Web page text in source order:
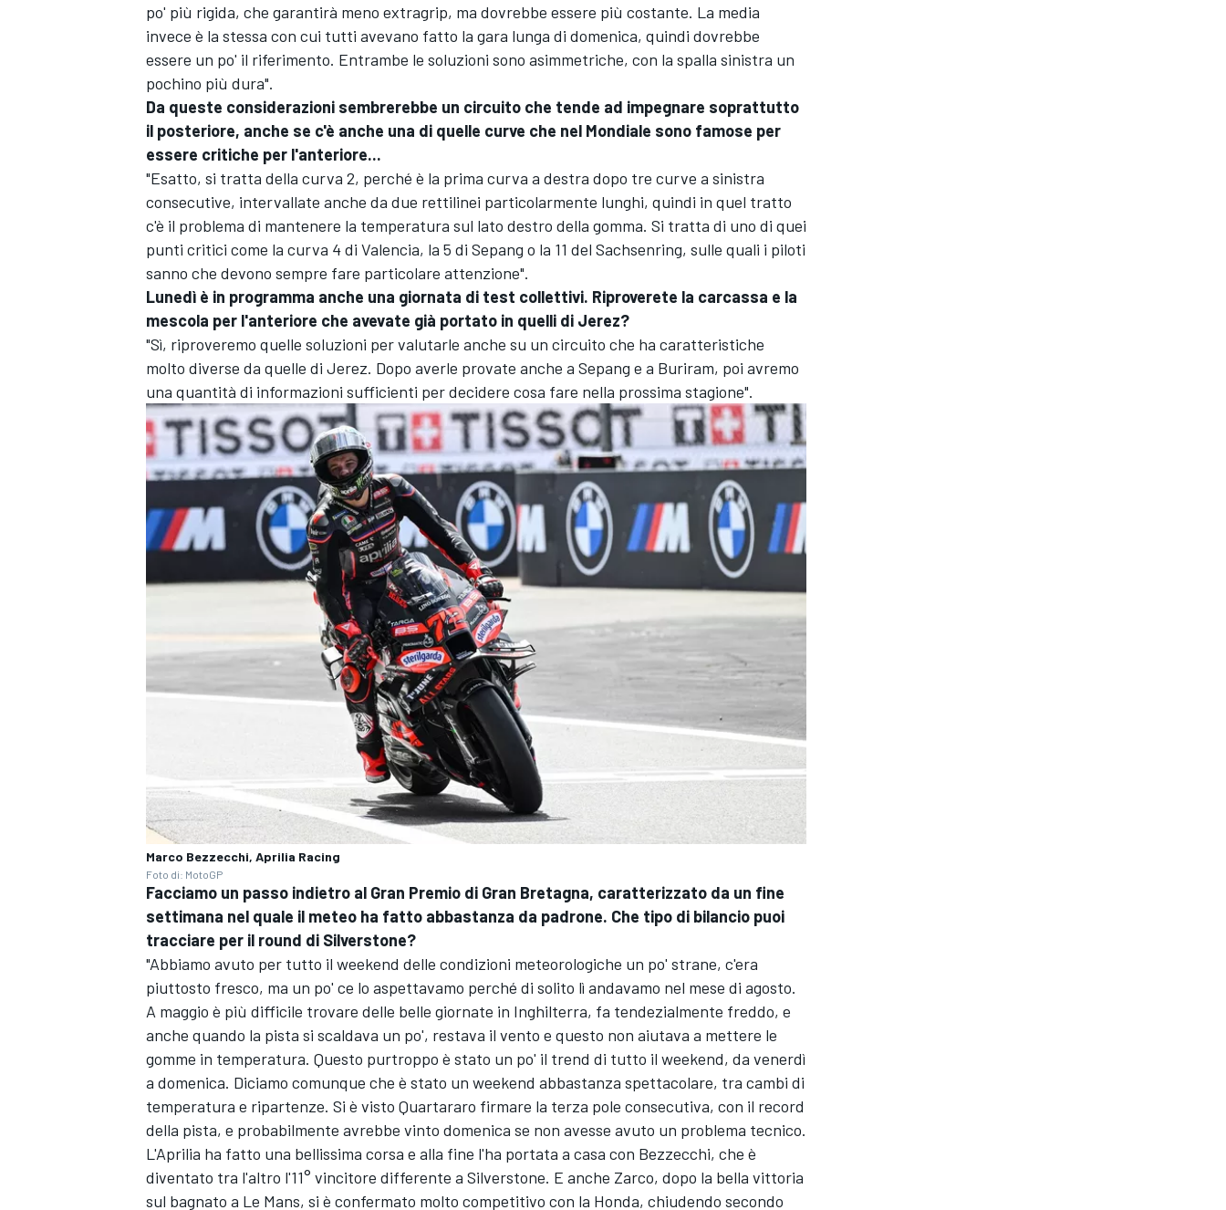
MONOMARCA
po' più rigida, che garantirà meno extragrip, ma dovrebbe essere più costante. La media
invece è la stessa con cui tutti avevano fatto la gara lunga di domenica, quindi dovrebbe
essere un po' il riferimento. Entrambe le soluzioni sono asimmetriche, con la spalla sinistra un
pochino più dura".
Da queste considerazioni sembrerebbe un circuito che tende ad impegnare soprattutto
il posteriore, anche se c'è anche una di quelle curve che nel Mondiale sono famose per
essere critiche per l'anteriore...
"Esatto, si tratta della curva 2, perché è la prima curva a destra dopo tre curve a sinistra
consecutive, intervallate anche da due rettilinei particolarmente lunghi, quindi in quel tratto
c'è il problema di mantenere la temperatura sul lato destro della gomma. Si tratta di uno di quei
punti critici come la curva 4 di Valencia, la 5 di Sepang o la 11 del Sachsenring, sulle quali i piloti
sanno che devono sempre fare particolare attenzione".
Lunedì è in programma anche una giornata di test collettivi. Riproverete la carcassa e la
mescola per l'anteriore che avevate già portato in quelli di Jerez?
"Sì, riproveremo quelle soluzioni per valutarle anche su un circuito che ha caratteristiche
molto diverse da quelle di Jerez. Dopo averle provate anche a Sepang e a Buriram, poi avremo
una quantità di informazioni sufficienti per decidere cosa fare nella prossima stagione".
Marco Bezzecchi, Aprilia Racing
Foto di: MotoGP
Facciamo un passo indietro al Gran Premio di Gran Bretagna, caratterizzato da un fine
settimana nel quale il meteo ha fatto abbastanza da padrone. Che tipo di bilancio puoi
tracciare per il round di Silverstone?
"Abbiamo avuto per tutto il weekend delle condizioni meteorologiche un po' strane, c'era
piuttosto fresco, ma un po' ce lo aspettavamo perché di solito lì andavamo nel mese di agosto.
A maggio è più difficile trovare delle belle giornate in Inghilterra, fa tendezialmente freddo, e
anche quando la pista si scaldava un po', restava il vento e questo non aiutava a mettere le
gomme in temperatura. Questo purtroppo è stato un po' il trend di tutto il weekend, da venerdì
a domenica. Diciamo comunque che è stato un weekend abbastanza spettacolare, tra cambi di
temperatura e ripartenze. Si è visto Quartararo firmare la terza pole consecutiva, con il record
della pista, e probabilmente avrebbe vinto domenica se non avesse avuto un problema tecnico.
L'Aprilia ha fatto una bellissima corsa e alla fine l'ha portata a casa con Bezzecchi, che è
diventato tra l'altro l'11° vincitore differente a Silverstone. E anche Zarco, dopo la bella vittoria
sul bagnato a Le Mans, si è confermato molto competitivo con la Honda, chiudendo secondo